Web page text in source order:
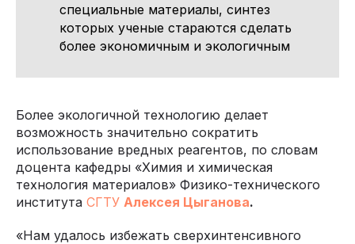
специальные материалы, синтез
которых ученые стараются сделать
более экономичным и экологичным
Более экологичной технологию делает
возможность значительно сократить
использование вредных реагентов, по словам
доцента кафедры «Химия и химическая
технология материалов» Физико-технического
института СГТУ Алексея Цыганова.
«Нам удалось избежать сверхинтенсивного